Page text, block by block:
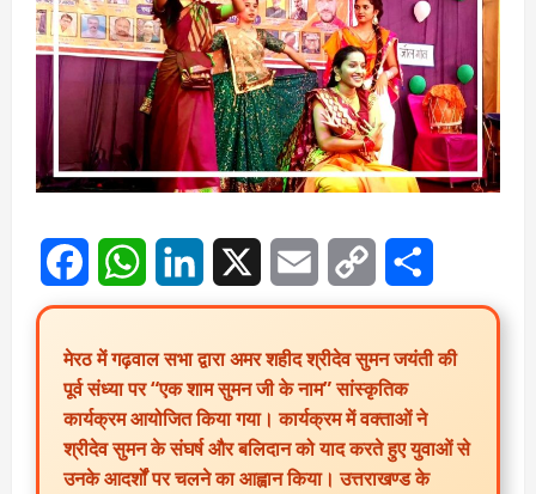
FacebookWhatsAppLinkedIn
X Email Copy
Link
Share
मेरठ में गढ़वाल सभा द्वारा अमर शहीद श्रीदेव सुमन जयंती की
पूर्व संध्या पर “एक शाम सुमन जी के नाम” सांस्कृतिक
कार्यक्रम आयोजित किया गया। कार्यक्रम में वक्ताओं ने
श्रीदेव सुमन के संघर्ष और बलिदान को याद करते हुए युवाओं से
उनके आदर्शों पर चलने का आह्वान किया। उत्तराखण्ड के